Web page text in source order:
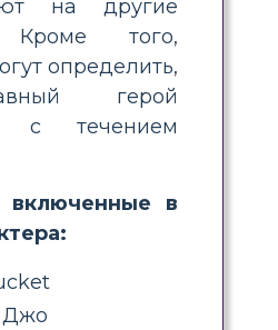
на другие
Кроме того,
определить,
герой
с течением
включенные в
Джо